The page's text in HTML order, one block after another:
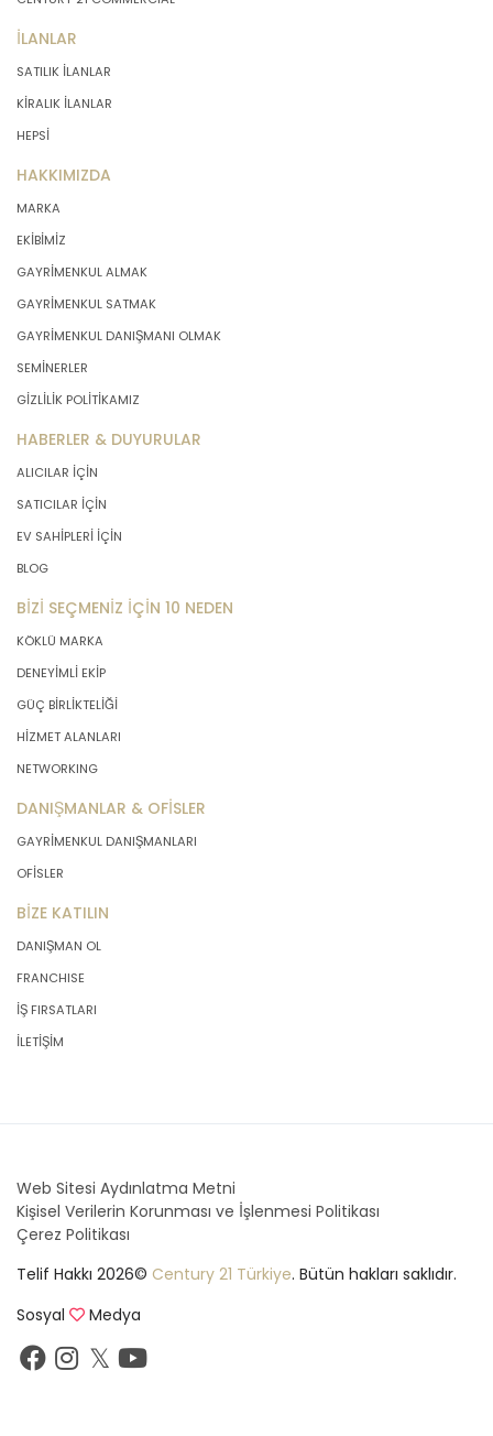
İLANLAR
SATILIK İLANLAR
KİRALIK İLANLAR
HEPSİ
HAKKIMIZDA
MARKA
EKİBİMİZ
GAYRİMENKUL ALMAK
GAYRİMENKUL SATMAK
GAYRİMENKUL DANIŞMANI OLMAK
SEMİNERLER
GİZLİLİK POLİTİKAMIZ
HABERLER & DUYURULAR
ALICILAR İÇİN
SATICILAR İÇİN
EV SAHİPLERİ İÇİN
BLOG
BİZİ SEÇMENİZ İÇİN 10 NEDEN
KÖKLÜ MARKA
DENEYİMLİ EKİP
GÜÇ BİRLİKTELİĞİ
HİZMET ALANLARI
NETWORKING
DANIŞMANLAR & OFİSLER
GAYRİMENKUL DANIŞMANLARI
OFİSLER
BİZE KATILIN
DANIŞMAN OL
FRANCHISE
İŞ FIRSATLARI
İLETİŞİM
Web Sitesi Aydınlatma Metni
Kişisel Verilerin Korunması ve İşlenmesi Politikası
Çerez Politikası
Telif Hakkı 2026© Century 21 Türkiye. Bütün hakları saklıdır.
Sosyal
Medya